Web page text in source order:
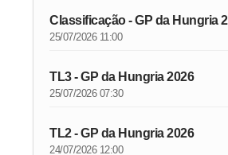
Classificação - GP da Hungria
25/07/2026 11:00
TL3 - GP da Hungria 2026
25/07/2026 07:30
TL2 - GP da Hungria 2026
24/07/2026 12:00